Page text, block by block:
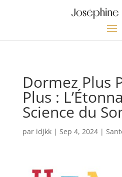
Dormez Plus
Plus :
Science du
par idjkk| Sep 4, 2024|